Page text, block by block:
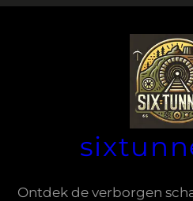
Ontdek de verborgen